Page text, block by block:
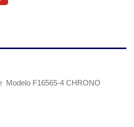
Modelo F16565-4 CHRONO